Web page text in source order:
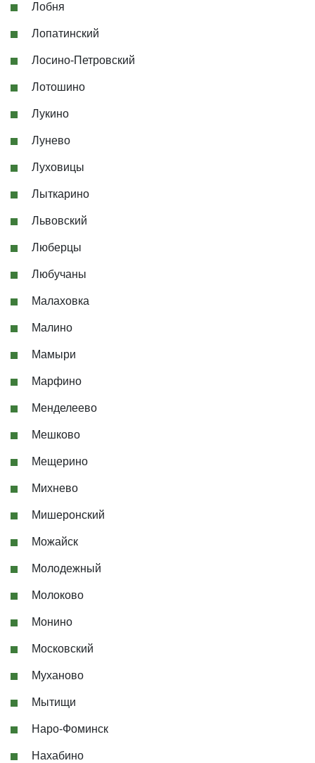
Лобня
Лопатинский
Лосино-Петровский
Лотошино
Лукино
Лунево
Луховицы
Лыткарино
Львовский
Люберцы
Любучаны
Малаховка
Малино
Мамыри
Марфино
Менделеево
Мешково
Мещерино
Михнево
Мишеронский
Можайск
Молодежный
Молоково
Монино
Московский
Муханово
Мытищи
Наро-Фоминск
Нахабино